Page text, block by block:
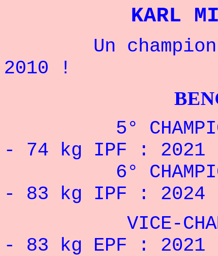
KARL
Un champion
2010 !
5°
- 74 kg IPF : 2021
6°
- 83 kg IPF : 2024
VICE-
- 83 kg EPF : 2021